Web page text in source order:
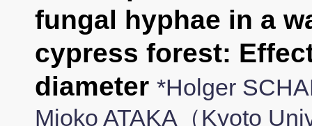
fungal hyphae in a
cypress forest:
diameter *Holger
Mioko ATAKA（Kyoto